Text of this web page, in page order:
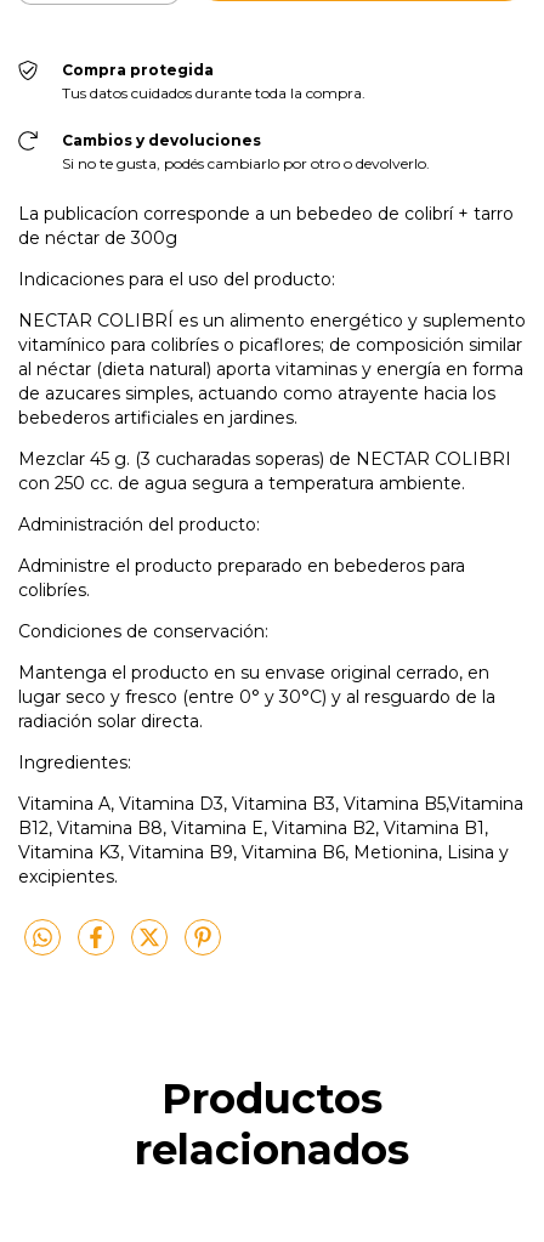
Compra protegida
Tus datos cuidados durante toda la compra.
Cambios y devoluciones
Si no te gusta, podés cambiarlo por otro o devolverlo.
La publicacíon corresponde a un bebedeo de colibrí + tarro
de néctar de 300g
Indicaciones para el uso del producto:
NECTAR COLIBRÍ es un alimento energético y suplemento
vitamínico para colibríes o picaflores; de composición similar
al néctar (dieta natural) aporta vitaminas y energía en forma
de azucares simples, actuando como atrayente hacia los
bebederos artificiales en jardines.
Mezclar 45 g. (3 cucharadas soperas) de NECTAR COLIBRI
con 250 cc. de agua segura a temperatura ambiente.
Administración del producto:
Administre el producto preparado en bebederos para
colibríes.
Condiciones de conservación:
Mantenga el producto en su envase original cerrado, en
lugar seco y fresco (entre 0° y 30°C) y al resguardo de la
radiación solar directa.
Ingredientes:
Vitamina A, Vitamina D3, Vitamina B3, Vitamina B5,Vitamina
B12, Vitamina B8, Vitamina E, Vitamina B2, Vitamina B1,
Vitamina K3, Vitamina B9, Vitamina B6, Metionina, Lisina y
excipientes.
Productos
relacionados